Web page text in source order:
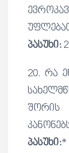
პასუხი:
20. რა
შორის
პასუხი:*